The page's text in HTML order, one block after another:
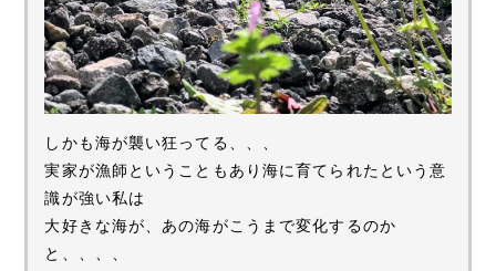
しかも海が襲い狂ってる、、、
実家が漁師ということもあり海に育てられたという意
識が強い私は
大好きな海が、あの海がこうまで変化するのか
と、、、、